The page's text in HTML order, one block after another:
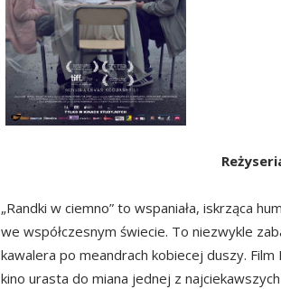
„Randki w ciemno” to wspaniała, iskrząca
we współczesnym świecie. To niezwykle
kawalera po meandrach kobiecej duszy.
kino urasta do miana jednej z